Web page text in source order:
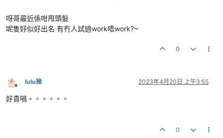
呀哥最近係咁甩頭髮
呢隻好似好出名 有冇人試過work唔work?~
0
離線
lulu豬 2023年4月20日 上午3:55
好貴喎。。。。。。
0